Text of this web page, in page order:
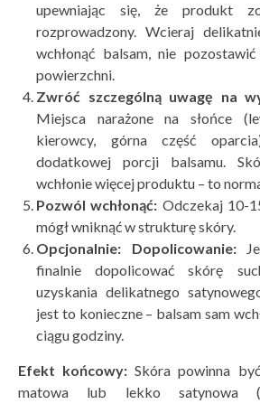
upewniając się, że produkt
rozprowadzony. Wcieraj
wchłonąć balsam, nie
powierzchni.
Zwróć szczególną uwagę na
Miejsca narażone na słońce
kierowcy, górna część
dodatkowej porcji balsamu.
wchłonie więcej produktu – to
Pozwól wchłonąć: Odczekaj 10-
mógł wniknąć w strukturę skóry.
Opcjonalnie: Dopolicowanie:
finalnie dopolicować skórę
uzyskania delikatnego
jest to konieczne – balsam sam
ciągu godziny.
Efekt końcowy: Skóra powinna
matowa lub lekko satynowa